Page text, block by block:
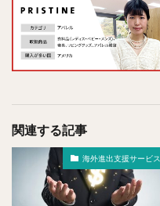
関連する記事
海外進出支援サービス